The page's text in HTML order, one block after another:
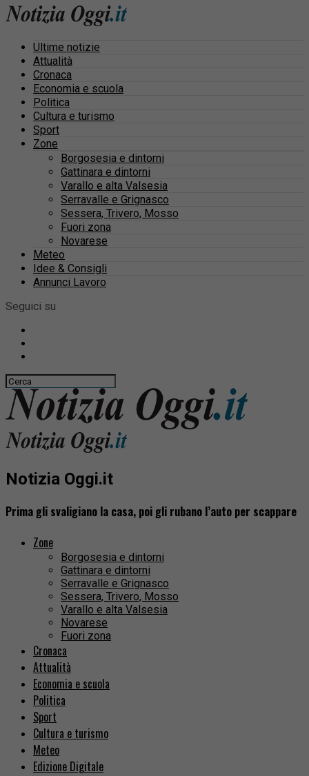
Ultime notizie
Attualità
Cronaca
Economia e scuola
Politica
Cultura e turismo
Sport
Zone
Borgosesia e dintorni
Gattinara e dintorni
Varallo e alta Valsesia
Serravalle e Grignasco
Sessera, Trivero, Mosso
Fuori zona
Novarese
Meteo
Idee & Consigli
Annunci Lavoro
Seguici su
Notizia Oggi.it
Prima gli svaligiano la casa, poi gli rubano l’auto per scappare
Zone
Borgosesia e dintorni
Gattinara e dintorni
Serravalle e Grignasco
Sessera, Trivero, Mosso
Varallo e alta Valsesia
Novarese
Fuori zona
Cronaca
Attualità
Economia e scuola
Politica
Sport
Cultura e turismo
Meteo
Edizione Digitale